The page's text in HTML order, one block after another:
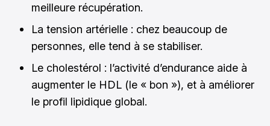
meilleure récupération.
La tension artérielle : chez beaucoup de
personnes, elle tend à se stabiliser.
Le cholestérol : l’activité d’endurance aide à
augmenter le HDL (le « bon »), et à améliorer
le profil lipidique global.